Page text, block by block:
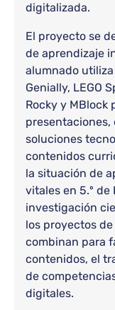
digitalizada.
El proyecto se
de aprendizaje
alumnado
Genially, LEGO
Rocky y MBlock
soluciones
contenidos
la situación de
vitales en 5.º de
investigación
los proyectos
combinan para
contenidos, el
de
digitales.